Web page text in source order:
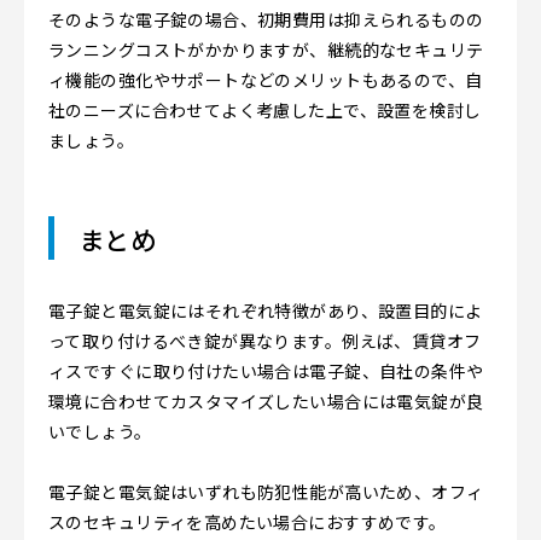
そのような電子錠の場合、初期費用は抑えられるものの
ランニングコストがかかりますが、継続的なセキュリテ
ィ機能の強化やサポートなどのメリットもあるので、自
社のニーズに合わせてよく考慮した上で、設置を検討し
ましょう。
まとめ
電子錠と電気錠にはそれぞれ特徴があり、設置目的によ
って取り付けるべき錠が異なります。例えば、賃貸オフ
ィスですぐに取り付けたい場合は電子錠、自社の条件や
環境に合わせてカスタマイズしたい場合には電気錠が良
いでしょう。
電子錠と電気錠はいずれも防犯性能が高いため、オフィ
スのセキュリティを高めたい場合におすすめです。